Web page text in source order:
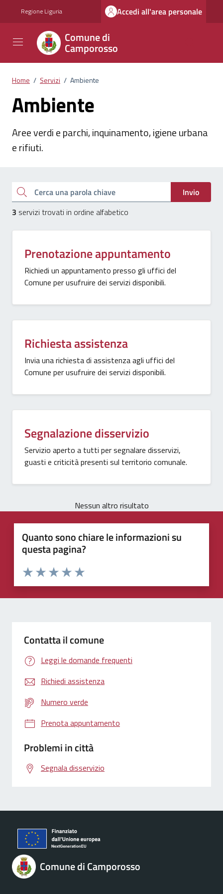
Regione Liguria Accedi all'area personale
Comune di
Camporosso
Home / Servizi / Ambiente
Ambiente
Aree verdi e parchi, inquinamento, igiene urbana
e rifiuti.
Cerca una parola chiave
Invio
3 servizi trovati in ordine alfabetico
Prenotazione appuntamento
Richiedi un appuntamento presso gli uffici del
Comune per usufruire dei servizi disponibili.
Richiesta assistenza
Invia una richiesta di assistenza agli uffici del
Comune per usufruire dei servizi disponibili.
Segnalazione disservizio
Servizio aperto a tutti per segnalare disservizi,
guasti e criticità presenti sul territorio comunale.
Nessun altro risultato
Quanto sono chiare le informazioni su
questa pagina?
Valuta 5 stelle su 5
Valuta 4 stelle su 5
Valuta 3 stelle su 5
Valuta 2 stelle su 5
Valuta 1 stelle su 5
Contatta il comune
Leggi le domande frequenti
Richiedi assistenza
Numero verde
Prenota appuntamento
Problemi in città
Segnala disservizio
Comune di Camporosso